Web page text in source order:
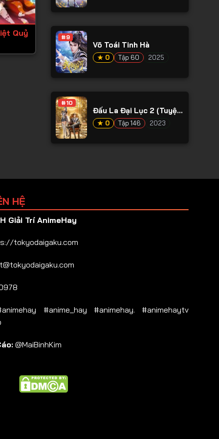
Quỷ
#9
Võ Toái Tinh Hà
★ 0 Tập 60 2025
#10
Đấu La Đại Lục 2 (Tuyệt
Thế Đường Môn)
★ 0 Tập 146 2023
HỆ
Giải Trí AnimeHay
tokyodaigaku.com
#anime_hay #animehay. #animehaytv
@MaiBinhKim